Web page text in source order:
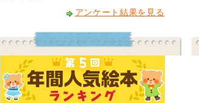
アンケート結果を見る